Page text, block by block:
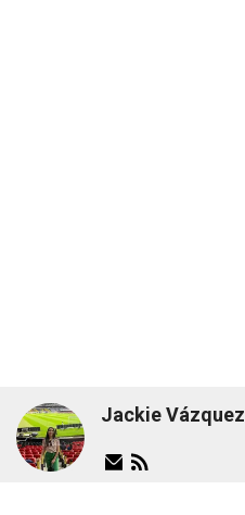
Jackie Vázquez